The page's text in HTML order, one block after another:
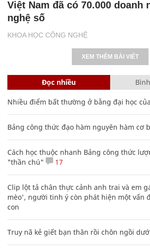
KHOA HỌC CÔNG NGHỆ
Việt Nam đã có 70.000 doanh
nghệ số
XEM THÊM BÀI VIẾT
Đọc nhiều
Nhiều điểm bất thường ở bằng đại học
Bảng công thức đạo hàm nguyên hàm cơ
Cách học thuộc nhanh Bảng công thức
"thần chú"
17
Clip lột tả chân thực cảnh anh trai và em
mèo', người tinh ý còn phát hiện một vấn
con
Truy nã kẻ giết bạn thân rồi chôn ngồi